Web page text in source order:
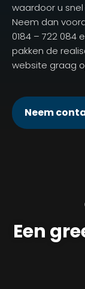
waardoor u snel
Neem dan
0184 – 722 084
pakken de
website graag
Neem
Een